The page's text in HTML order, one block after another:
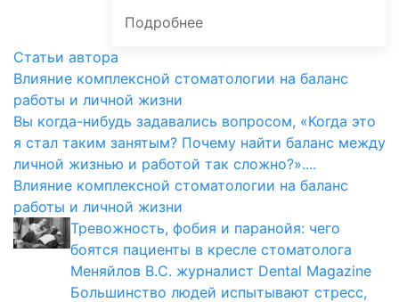
Подробнее
Статьи автора
Влияние комплексной стоматологии на баланс
работы и личной жизни
Вы когда-нибудь задавались вопросом, «Когда это
я стал таким занятым? Почему найти баланс между
личной жизнью и работой так сложно?»....
Влияние комплексной стоматологии на баланс
работы и личной жизни
Тревожность, фобия и паранойя: чего
боятся пациенты в кресле стоматолога
Меняйлов В.С. журналист Dental Magazine
Большинство людей испытывают стресс,